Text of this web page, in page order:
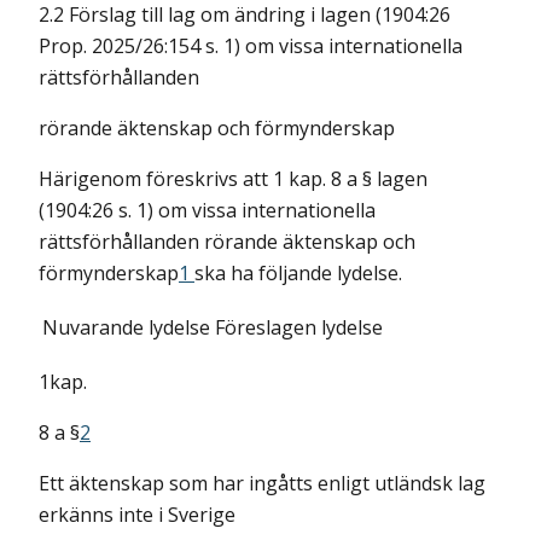
2.2 Förslag till lag om ändring i lagen (1904:26
Prop. 2025/26:154 s. 1) om vissa internationella
rättsförhållanden
rörande äktenskap och förmynderskap
Härigenom föreskrivs att 1 kap. 8 a § lagen
(1904:26 s. 1) om vissa internationella
rättsförhållanden rörande äktenskap och
förmynderskap1 ska ha följande lydelse.
Nuvarande lydelse Föreslagen lydelse
1kap.
8 a §2
Ett äktenskap som har ingåtts enligt utländsk lag
erkänns inte i Sverige